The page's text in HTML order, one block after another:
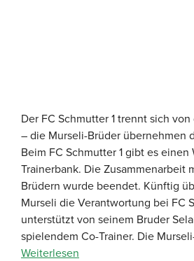
Der FC Schmutter 1 trennt sich
– die Murseli-Brüder übernehmen
Beim FC Schmutter 1 gibt es einen
Trainerbank. Die Zusammenarbeit
Brüdern wurde beendet. Künftig
Murseli die Verantwortung bei FC
unterstützt von seinem Bruder
spielendem Co-Trainer. Die
Weiterlesen